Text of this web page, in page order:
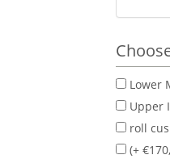
Lower
Upper
roll
(+